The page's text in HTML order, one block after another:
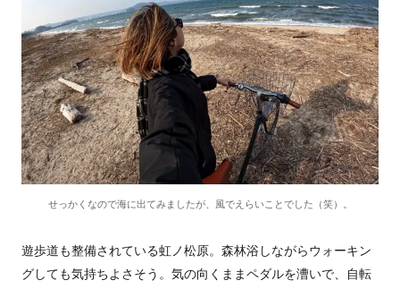
せっかくなので海に出てみましたが、風でえらいことでした（笑）。
遊歩道も整備されている虹ノ松原。森林浴しながらウォーキン
グしても気持ちよさそう。気の向くままペダルを漕いで、自転